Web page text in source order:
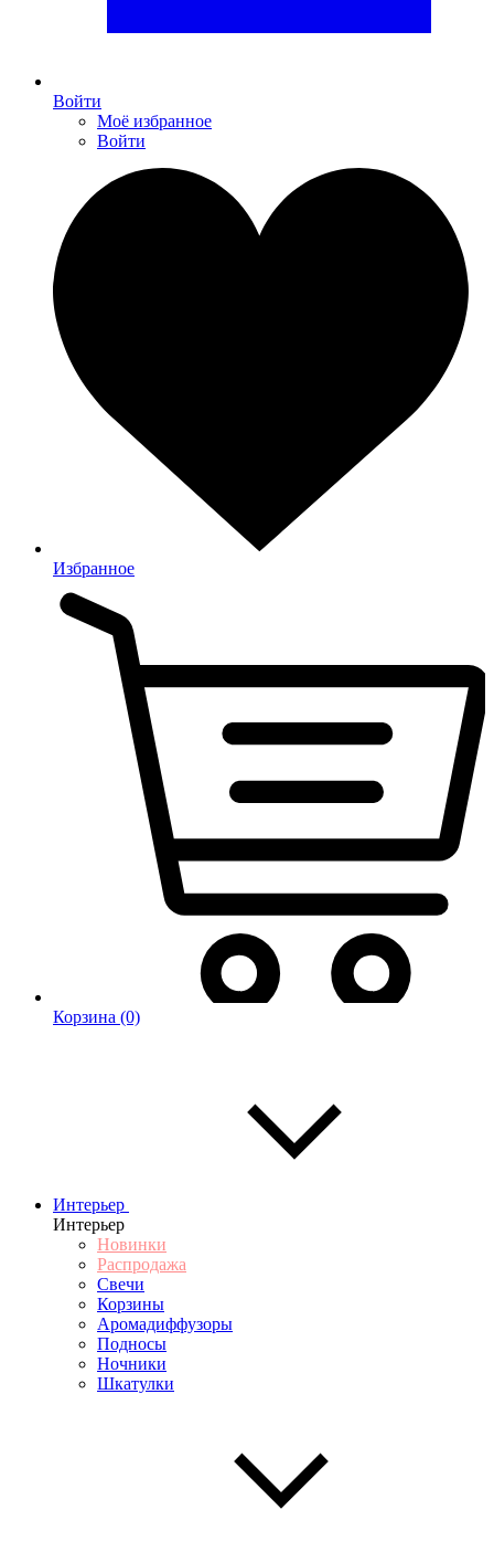
Войти
Моё избранное
Войти
Избранное
Корзина (0)
Интерьер
Интерьер
Новинки
Распродажа
Свечи
Корзины
Аромадиффузоры
Подносы
Ночники
Шкатулки